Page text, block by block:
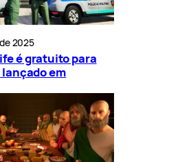
2025
é gratuito para
lançado em